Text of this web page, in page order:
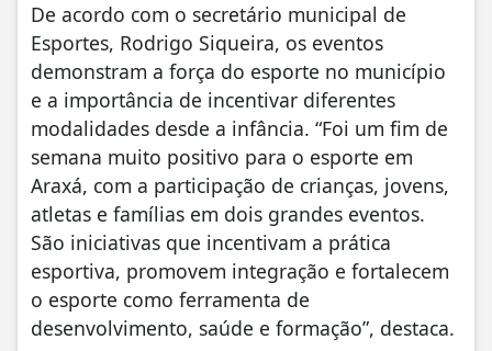
De acordo com o secretário municipal de
Esportes, Rodrigo Siqueira, os eventos
demonstram a força do esporte no município
e a importância de incentivar diferentes
modalidades desde a infância. “Foi um fim de
semana muito positivo para o esporte em
Araxá, com a participação de crianças, jovens,
atletas e famílias em dois grandes eventos.
São iniciativas que incentivam a prática
esportiva, promovem integração e fortalecem
o esporte como ferramenta de
desenvolvimento, saúde e formação”, destaca.